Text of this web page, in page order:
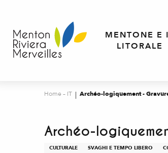
contenu
principal
MENTONE E
LITORALE
Home – IT Archéo-logiquement -
Archéo-
CULTURALE SVAGHI E TEMPO LIBERO